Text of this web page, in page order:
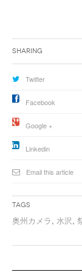
Sharing
Twitter
Facebook
Google +
Linkedin
Email this article
Tags
奥州カメラ, 水沢,